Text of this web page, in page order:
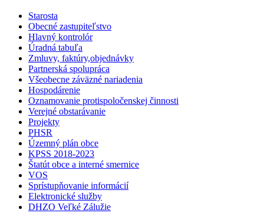
Starosta
Obecné zastupiteľstvo
Hlavný kontrolór
Úradná tabuľa
Zmluvy, faktúry,objednávky
Partnerská spolupráca
Všeobecne záväzné nariadenia
Hospodárenie
Oznamovanie protispoločenskej činnosti
Verejné obstarávanie
Projekty
PHSR
Územný plán obce
KPSS 2018-2023
Štatút obce a interné smernice
VOS
Sprístupňovanie informácií
Elektronické služby
DHZO Veľké Zálužie